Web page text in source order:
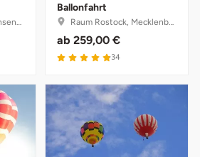
Ballonfahrt
Raum Rostock, Mecklenburg-Vorpommern
ab 259,00 €
34